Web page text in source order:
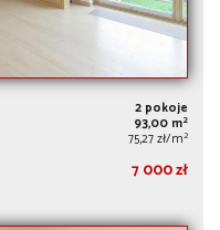
2 pokoje
93,00 m2
75,27 zł/m2
7 000 zł